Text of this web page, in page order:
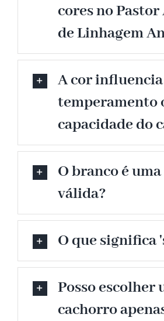
cores no
de Linhagem
A cor
temperamento
capacidade do
O branco é
válida?
O que significa
Posso escolher
cachorro